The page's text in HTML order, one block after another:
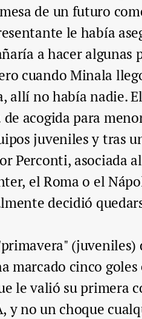
de un futuro
le había
a hacer algunas
cuando Minala
allí no había nadie.
acogida para
juveniles y tras
Perconti, asociada
el Roma o el
decidió
(juveniles)
marcado cinco
le valió su primera
y no un choque